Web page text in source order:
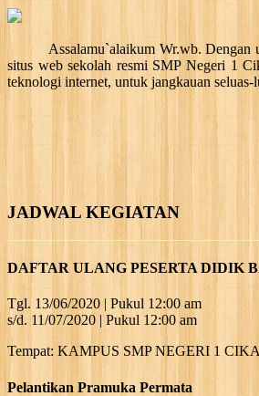
Assalamu`alaikum Wr.wb.
situs web sekolah resmi SMP Negeri 1
teknologi internet, untuk jangkauan
JADWAL KEGIATAN
DAFTAR ULANG PESERTA DIDIK
Tgl. 13/06/2020 | Pukul 12:00 am
s/d. 11/07/2020 | Pukul 12:00 am
Tempat: KAMPUS SMP NEGERI 1
Pelantikan Pramuka Permata